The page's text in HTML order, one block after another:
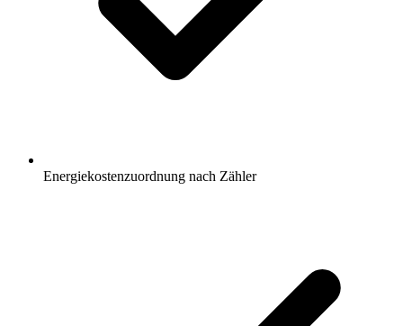
Energiekostenzuordnung nach Zähler